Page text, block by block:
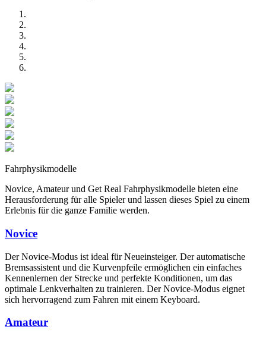
Fahrphysikmodelle
Novice, Amateur und Get Real Fahrphysikmodelle bieten eine
Herausforderung für alle Spieler und lassen dieses Spiel zu einem
Erlebnis für die ganze Familie werden.
Novice
Der Novice-Modus ist ideal für Neueinsteiger. Der automatische
Bremsassistent und die Kurvenpfeile ermöglichen ein einfaches
Kennenlernen der Strecke und perfekte Konditionen, um das
optimale Lenkverhalten zu trainieren. Der Novice-Modus eignet
sich hervorragend zum Fahren mit einem Keyboard.
Amateur